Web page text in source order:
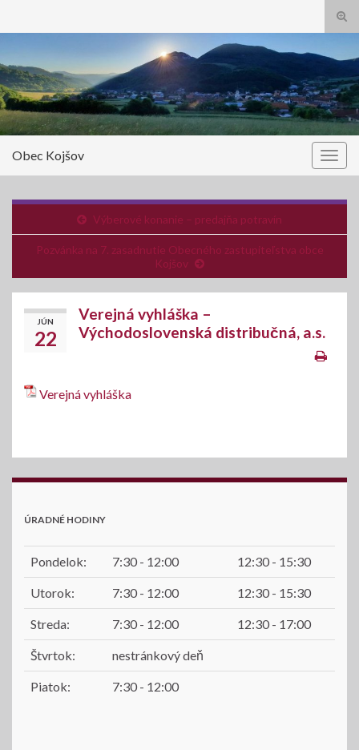
Obec Kojšov
Výberové konanie – predajňa potravín
Pozvánka na 7. zasadnutie Obecného zastupiteľstva obce
Kojšov
JÚN
22
Verejná vyhláška –
Východoslovenská distribučná, a.s.
Verejná vyhláška
ÚRADNÉ HODINY
Pondelok: 7:30 - 12:00 12:30 - 15:30
Utorok: 7:30 - 12:00 12:30 - 15:30
Streda: 7:30 - 12:00 12:30 - 17:00
Štvrtok: nestránkový deň
Piatok: 7:30 - 12:00